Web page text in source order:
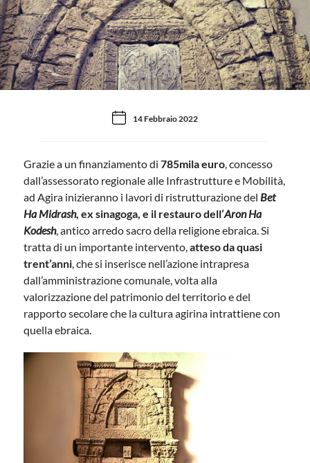
14 Febbraio 2022
Grazie a un finanziamento di785mila euro, concesso
dall’assessorato regionale alle Infrastrutture e Mobilità,
ad Agira inizieranno i lavori di ristrutturazione del Bet
Ha Midrash, ex sinagoga, e il restauro dell’Aron Ha
Kodesh, antico arredo sacro della religione ebraica. Si
tratta di un importante intervento,atteso da quasi
trent’anni, che si inserisce nell’azione intrapresa
dall’amministrazione comunale, volta alla
valorizzazione del patrimonio del territorio e del
rapporto secolare che la cultura agirina intrattiene con
quella ebraica.